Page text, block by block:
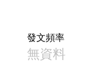
發文頻率
無資料